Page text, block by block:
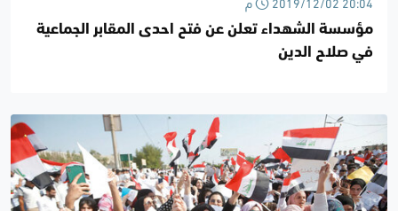
مؤسسة الشهداء تعلن عن فتح احدى المقابر الجماعية
في صلاح الدين